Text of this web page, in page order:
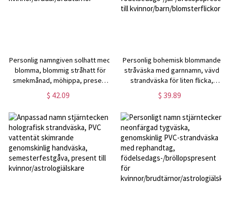
Personlig namngiven solhatt med
blomma, blommig stråhatt för
smekmånad, möhippa, present
till kvinnor/brudar/brudtärnor
$ 42.09
Personlig bohemisk blommande
stråväska med garnnamn, vävd
strandväska för liten flicka,
födelsedags-/jul-/bröllopspresent
till kvinnor/barn/blomsterflickor
$ 39.89